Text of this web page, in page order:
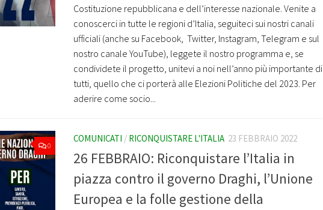
Costituzione repubblicana e dell’interesse nazionale. Venite a
conoscerci in tutte le regioni d’Italia, seguiteci sui nostri canali
ufficiali (anche su Facebook, Twitter, Instagram, Telegram e sul
nostro canale YouTube), leggete il nostro programma e, se
condividete il progetto, unitevi a noi nell’anno più importante di
tutti, quello che ci porterà alle Elezioni Politiche del 2023. Per
aderire come socio...
0
COMUNICATI / RICONQUISTARE L'ITALIA 23 FEBBRAIO 2022
26 FEBBRAIO: Riconquistare l’Italia in
piazza contro il governo Draghi, l’Unione
Europea e la folle gestione della